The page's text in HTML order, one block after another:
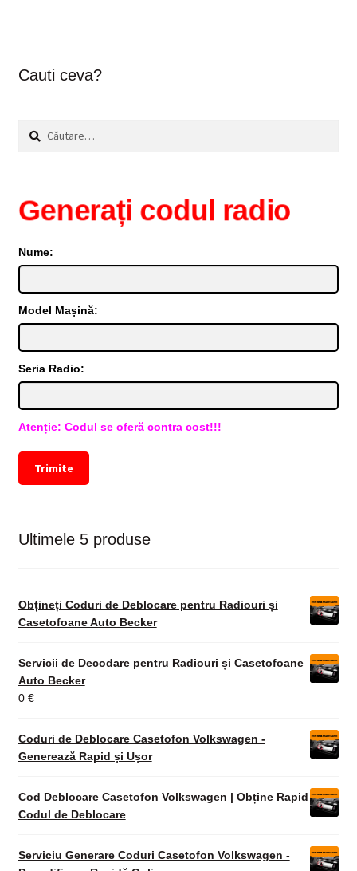
Cauti ceva?
Caută
după:
Generați codul radio
Nume:
Model Mașină:
Seria Radio:
Atenție: Codul se oferă contra cost!!!
Trimite
Ultimele 5 produse
Obțineți Coduri de Deblocare pentru Radiouri și
Casetofoane Auto Becker
Servicii de Decodare pentru Radiouri și Casetofoane
Auto Becker
0 €
Coduri de Deblocare Casetofon Volkswagen -
Generează Rapid și Ușor
Cod Deblocare Casetofon Volkswagen | Obține Rapid
Codul de Deblocare
Serviciu Generare Coduri Casetofon Volkswagen -